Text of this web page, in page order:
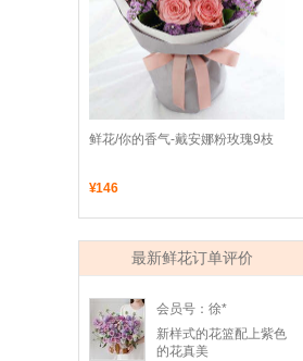
鲜花/你的香气-戴安娜粉玫瑰9枝
¥146
最新鲜花订单评价
会员号：徐*
新样式的花篮配上紫色
的花真美